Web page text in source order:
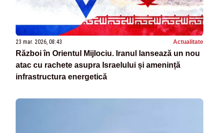
23 mar. 2026, 08:43 Actualitate
Război în Orientul Mijlociu. Iranul lansează un nou
atac cu rachete asupra Israelului și amenință
infrastructura energetică